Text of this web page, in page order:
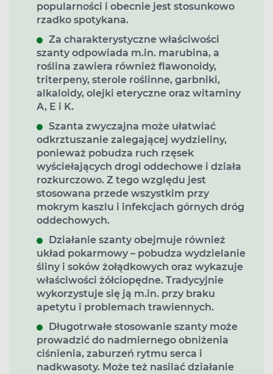
popularności i obecnie jest stosunkowo
rzadko spotykana.
Za charakterystyczne właściwości
szanty odpowiada m.in. marubina, a
roślina zawiera również flawonoidy,
triterpeny, sterole roślinne, garbniki,
alkaloidy, olejki eteryczne oraz witaminy
A, E i K.
Szanta zwyczajna może ułatwiać
odkrztuszanie zalegającej wydzieliny,
ponieważ pobudza ruch rzęsek
wyściełających drogi oddechowe i działa
rozkurczowo. Z tego względu jest
stosowana przede wszystkim przy
mokrym kaszlu i infekcjach górnych dróg
oddechowych.
Działanie szanty obejmuje również
układ pokarmowy – pobudza wydzielanie
śliny i soków żołądkowych oraz wykazuje
właściwości żółciopędne. Tradycyjnie
wykorzystuje się ją m.in. przy braku
apetytu i problemach trawiennych.
Długotrwałe stosowanie szanty może
prowadzić do nadmiernego obniżenia
ciśnienia, zaburzeń rytmu serca i
nadkwasoty. Może też nasilać działanie